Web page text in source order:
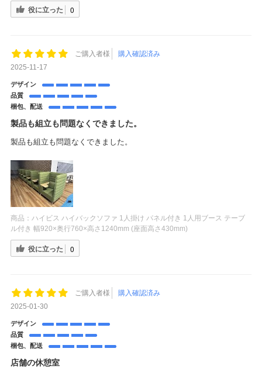
役に立った 0
ご購入者様
購入確認済み
2025-11-17
デザイン
品質
梱包、配送
製品も組立も問題なくできました。
製品も組立も問題なくできました。
商品： ハイビス ハイバックソファ 1人掛け パネル付き 1人用ブース テーブ
ル付き 幅920×奥行760×高さ1240mm (座面高さ430mm)
役に立った 0
ご購入者様
購入確認済み
2025-01-30
デザイン
品質
梱包、配送
店舗の休憩室